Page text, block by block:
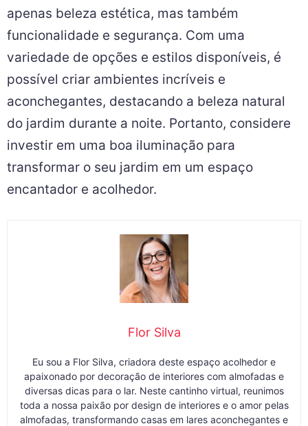
apenas beleza estética, mas também
funcionalidade e segurança. Com uma
variedade de opções e estilos disponíveis, é
possível criar ambientes incríveis e
aconchegantes, destacando a beleza natural
do jardim durante a noite. Portanto, considere
investir em uma boa iluminação para
transformar o seu jardim em um espaço
encantador e acolhedor.
Flor Silva
Eu sou a Flor Silva, criadora deste espaço acolhedor e
apaixonado por decoração de interiores com almofadas e
diversas dicas para o lar. Neste cantinho virtual, reunimos
toda a nossa paixão por design de interiores e o amor pelas
almofadas, transformando casas em lares aconchegantes e